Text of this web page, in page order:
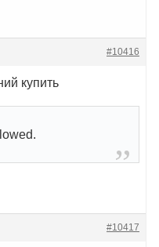
#10416
купить
#10417